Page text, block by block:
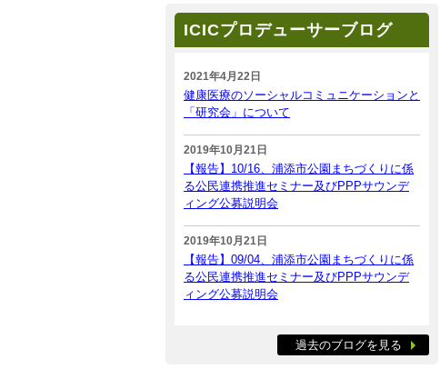
ICICプロデューサーブログ
2021年4月22日
健康医療のソーシャルコミュニケーションと
「研究会」について
2019年10月21日
【報告】10/16、浦添市公園まちづくりに係
る公民連携推進セミナー及びPPPサウンデ
ィング公募説明会
2019年10月21日
【報告】09/04、浦添市公園まちづくりに係
る公民連携推進セミナー及びPPPサウンデ
ィング公募説明会
過去のブログを見る